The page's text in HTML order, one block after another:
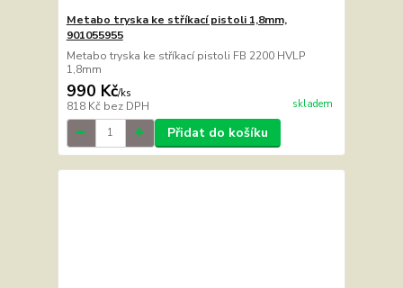
Metabo tryska ke stříkací pistoli 1,8mm,
901055955
Metabo tryska ke stříkací pistoli FB 2200 HVLP
1,8mm
990 Kč/ks
818 Kč bez DPH skladem
Přidat do košíku